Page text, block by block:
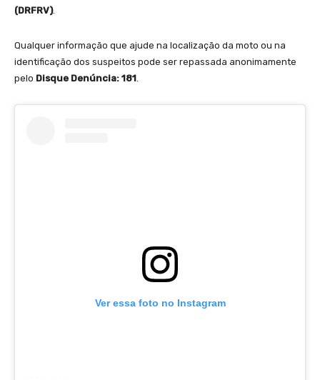
(DRFRV).
Qualquer informação que ajude na localização da moto ou na
identificação dos suspeitos pode ser repassada anonimamente
pelo Disque Denúncia: 181
Ver essa foto no Instagram